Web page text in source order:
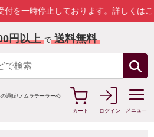
停止しております。詳しくはこちら
円以上 で 送料無料
通販/ ノムラテーラー公
カート
ログイン メニュー